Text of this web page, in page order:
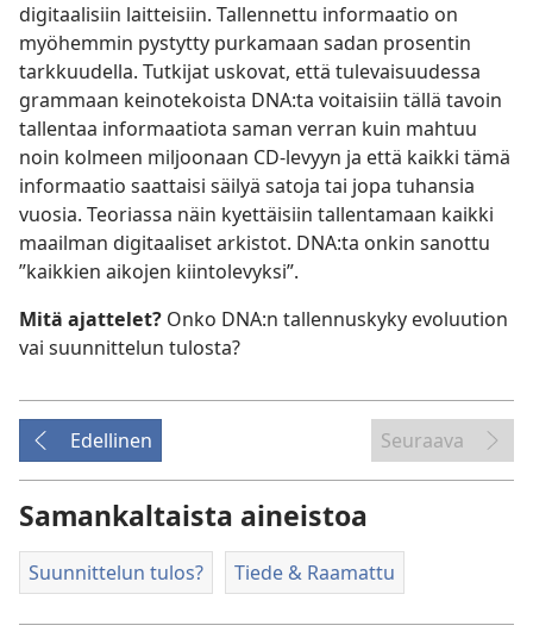
digitaalisiin laitteisiin. Tallennettu informaatio on
myöhemmin pystytty purkamaan sadan prosentin
tarkkuudella. Tutkijat uskovat, että tulevaisuudessa
grammaan keinotekoista DNA:ta voitaisiin tällä tavoin
tallentaa informaatiota saman verran kuin mahtuu
noin kolmeen miljoonaan CD-levyyn ja että kaikki tämä
informaatio saattaisi säilyä satoja tai jopa tuhansia
vuosia. Teoriassa näin kyettäisiin tallentamaan kaikki
maailman digitaaliset arkistot. DNA:ta onkin sanottu
”kaikkien aikojen kiintolevyksi”.
Mitä ajattelet? Onko DNA:n tallennuskyky evoluution
vai suunnittelun tulosta?
Edellinen Seuraava
Samankaltaista aineistoa
Suunnittelun tulos? Tiede & Raamattu